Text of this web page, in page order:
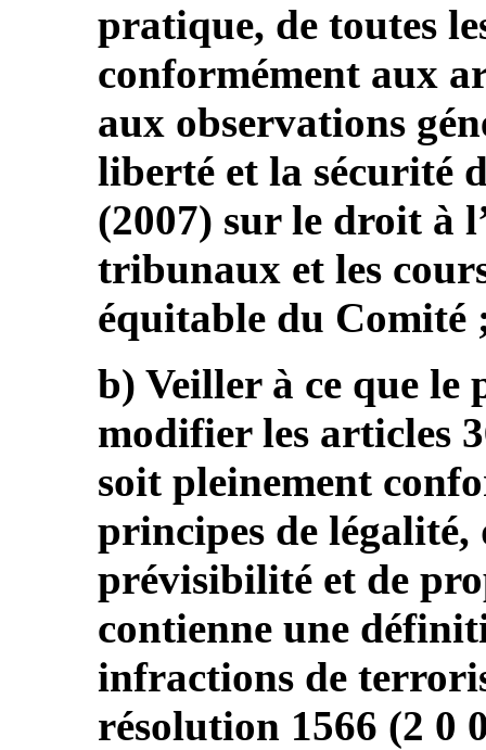
pratique, de toutes
conformément aux
aux observations
liberté et la sécurité
(2007) sur le droit à
tribunaux et les
équitable du Comité
b) Veiller à ce que
modifier les articles
soit pleinement
principes de légalité,
prévisibilité et de
contienne une
infractions de
résolution 1566 (2 0